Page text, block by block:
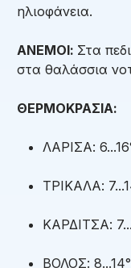
ηλιοφάνεια.
ΑΝΕΜΟΙ: Στα
στα θαλάσσια
ΘΕΡΜΟΚΡΑΣΙΑ:
ΛΑΡΙΣΑ:
ΤΡΙΚΑΛΑ:
ΚΑΡΔΙΤΣΑ:
ΒΟΛΟΣ: